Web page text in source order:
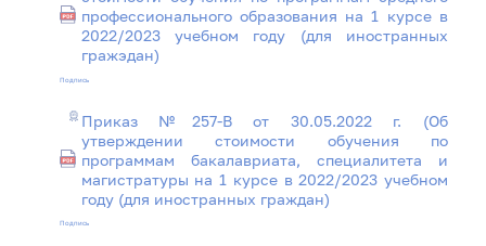
профессионального образования на 1 курсе в
2022/2023 учебном году (для иностранных
гражэдан)
Подпись
Приказ №257-В от 30.05.2022 г. (Об
утверждении стоимости обучения по
программам бакалавриата, специалитета и
магистратуры на 1 курсе в 2022/2023 учебном
году (для иностранных граждан)
Подпись